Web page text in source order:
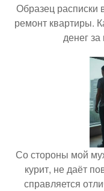
Образец расписки
ремонт квартиры.
денег
Со стороны мой
курит, не даёт
справляется